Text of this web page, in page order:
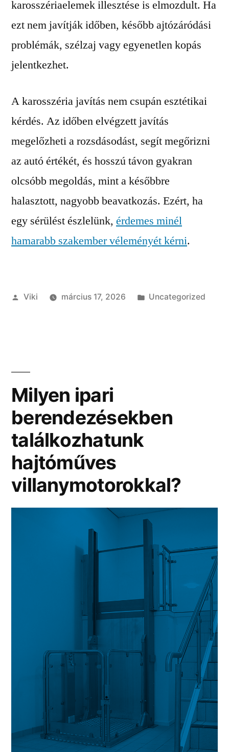
karosszériaelemek illesztése is elmozdult. Ha
ezt nem javítják időben, később ajtózáródási
problémák, szélzaj vagy egyenetlen kopás
jelentkezhet.
A karosszéria javítás nem csupán esztétikai
kérdés. Az időben elvégzett javítás
megelőzheti a rozsdásodást, segít megőrizni
az autó értékét, és hosszú távon gyakran
olcsóbb megoldás, mint a későbbre
halasztott, nagyobb beavatkozás. Ezért, ha
egy sérülést észlelünk, érdemes minél
hamarabb szakember véleményét kérni.
Szerző:
Viki március 17, 2026 Kategória:
Uncategorized
Milyen ipari
berendezésekben
találkozhatunk
hajtóműves
villanymotorokkal?